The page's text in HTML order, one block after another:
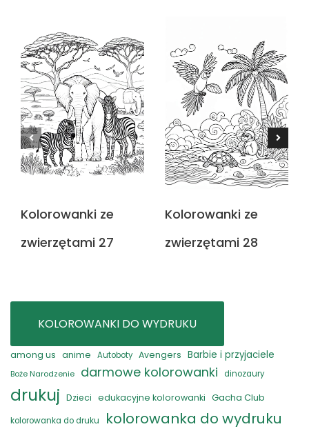
Kolorowanki ze
zwierzętami 27
Kolorowanki ze
zwierzętami 28
KOLOROWANKI DO WYDRUKU
among us anime Autoboty Avengers Barbie i przyjaciele
Boże Narodzenie darmowe kolorowanki dinozaury
drukuj Dzieci edukacyjne kolorowanki Gacha Club
kolorowanka do druku kolorowanka do wydruku